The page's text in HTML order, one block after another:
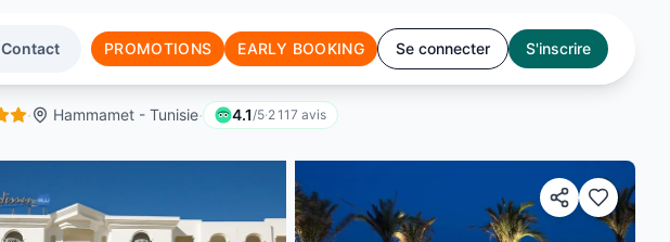
Contact PROMOTIONS EARLY BOOKING Se connecter S'inscrire
· Hammamet - Tunisie· 4.1/5·2 117 avis